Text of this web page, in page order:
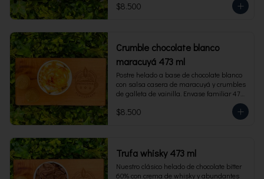
$8.500
Crumble chocolate blanco
maracuyá 473 ml
Postre helado a base de chocolate blanco
con salsa casera de maracuyá y crumbles
de galleta de vainilla. Envase familiar 473
$8.500
Trufa whisky 473 ml
Nuestro clásico helado de chocolate bitter
60% con crema de whisky y abundantes